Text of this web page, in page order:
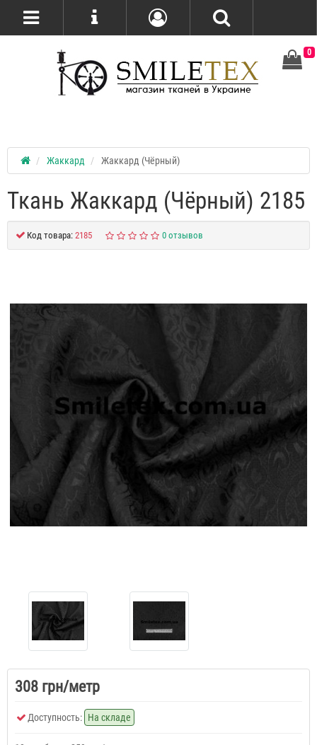
0
Жаккард Жаккард (Чёрный)
Ткань Жаккард (Чёрный) 2185
Код товара: 2185 0 отзывов
308 грн/метр
Доступность: На складе